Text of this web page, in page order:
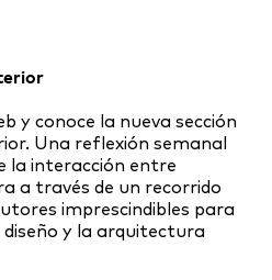
y conoce la nueva sección
Una reflexión semanal
la interacción entre
a través de un recorrido
imprescindibles para
y la arquitectura